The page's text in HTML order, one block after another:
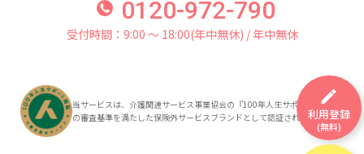
0120-972-790
受付時間：9:00 〜 18:00(年中無休) / 年中無休
当サービスは、介護関連サービス事業協会の『100年人生サポート認証』
の審査基準を満たした保険外サービスブランドとして認証されています。
利用登録
(無料)